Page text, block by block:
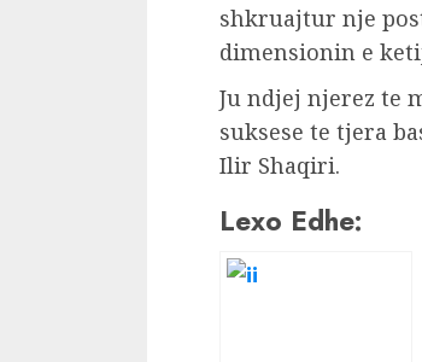
shkruajtur nje
dimensionin e
Ju ndjej njerez te
suksese te tjera
Ilir Shaqiri.
Lexo Edhe: